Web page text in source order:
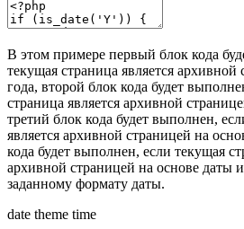
В этом примере первый блок кода
текущая страница является архивной
года, второй блок кода будет
страница является архивной
третий блок кода будет выполнен,
является архивной страницей на
кода будет выполнен, если текущая
архивной страницей на основе даты
заданному формату даты.
date theme time